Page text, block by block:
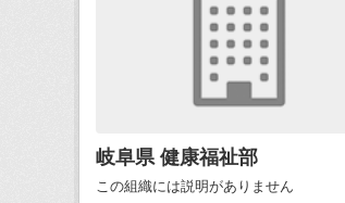
岐阜県 健康福祉部
この組織には説明がありません